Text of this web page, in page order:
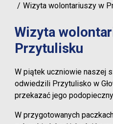
Wizyta wolontariuszy w
Wizyta
Przytulisku
W piątek uczniowie naszej
odwiedzili Przytulisko w
przekazać jego
W przygotowanych